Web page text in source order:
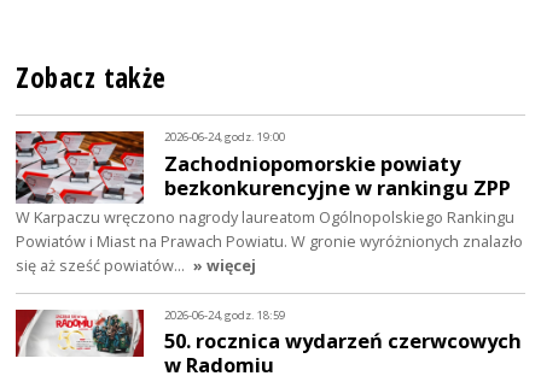
Zobacz także
2026-06-24, godz. 19:00
Zachodniopomorskie powiaty
bezkonkurencyjne w rankingu ZPP
W Karpaczu wręczono nagrody laureatom Ogólnopolskiego Rankingu
Powiatów i Miast na Prawach Powiatu. W gronie wyróżnionych znalazło
się aż sześć powiatów… » więcej
2026-06-24, godz. 18:59
50. rocznica wydarzeń czerwcowych
w Radomiu